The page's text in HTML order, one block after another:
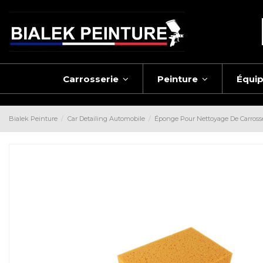
Carrosserie Peinture
Bialek Peinture Car Detailing Automobile Éponge Pour Nettoyage De